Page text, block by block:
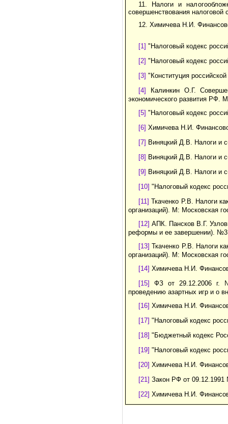
11. Налоги и
совершенствования
12. Химичева Н.И.
[1] "Налоговый кодекс
[2] "Налоговый кодекс
[3] "Конституция
[4]
Калинкин О.Г.
экономического развития РФ.
[5] "Налоговый кодекс
[6] Химичева Н.И.
[7] Виняцкий Д.В. Налоги и
[8] Виняцкий Д.В. Налоги и
[9] Виняцкий Д.В. Налоги и
[10] "Налоговый кодекс
[11] Ткаченко Р.В. Налоги
организаций). М: Московская
[12] АПК. Пансков В.Г.
реформы и ее завершении).
[13] Ткаченко Р.В. Налоги
организаций). М: Московская
[14] Химичева Н.И.
[15]
ФЗ от 29.12.2006 г.
проведению азартных игр и о
[16] Химичева Н.И.
[17] "Налоговый кодекс
[18] "Бюджетный кодекс
[19] "Налоговый кодекс
[20] Химичева Н.И.
[21] Закон РФ от
[22] Химичева Н.И.